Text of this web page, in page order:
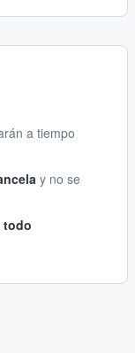
a tiempo
y no se
todo